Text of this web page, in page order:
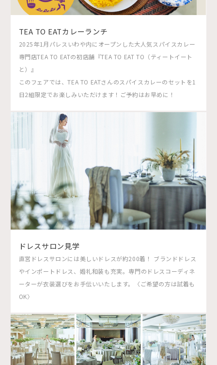
TEA TO EATカレーランチ
2025年1月パレスいわや内にオープンした大人気スパイスカレー
専門店TEA TO EATの初店舗『TEA TO EAT TO（ティートイート
と）』
このフェアでは、TEA TO EATさんのスパイスカレーのセットを1
日2組限定でお楽しみいただけます！ご予約はお早めに！
ドレスサロン見学
直営ドレスサロンには美しいドレスが約200着！ ブランドドレス
やインポートドレス、婚礼和装も充実。専門のドレスコーディネ
ーターが衣装選びをお手伝いいたします。〈ご希望の方は試着も
OK〉